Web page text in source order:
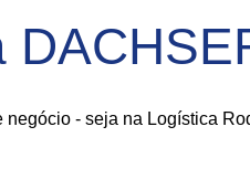
- seja na Logística